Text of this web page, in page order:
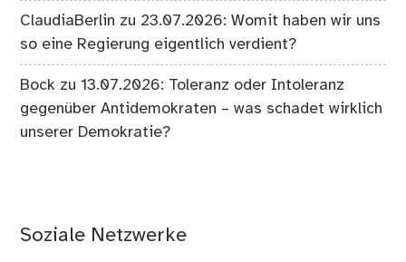
ClaudiaBerlin zu 23.07.2026: Womit haben wir uns
so eine Regierung eigentlich verdient?
Bock zu13.07.2026: Toleranz oder Intoleranz
gegenüber Antidemokraten – was schadet wirklich
unserer Demokratie?
Soziale Netzwerke